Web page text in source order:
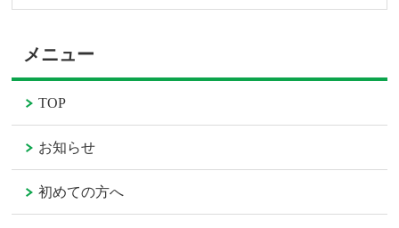
メニュー
TOP
お知らせ
初めての方へ